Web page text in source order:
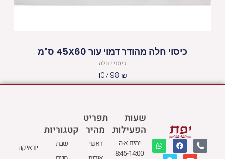
כיסוי חלה מהודר דמוי עור 45X60 ס"מ
כיסויי חלה
107.98 ₪
שעות
הפעילות
ימים א-ה
8:45-14:00
תפריט
מהיר
ראשי
P
h
o
F
a
c
W
h
a
E
v
M
p
קטגוריות
שבת
יודאיקה